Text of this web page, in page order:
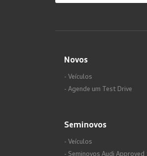
Novos
- Veículos
- Agende um Test Drive
Seminovos
- Veículos
- Seminovos Audi Approved